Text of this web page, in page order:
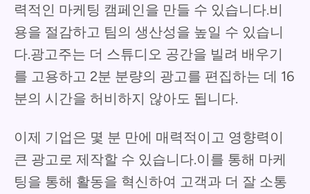
력적인 마케팅 캠페인을 만들 수 있습니다.비
용을 절감하고 팀의 생산성을 높일 수 있습니
다.광고주는 더 스튜디오 공간을 빌려 배우기
를 고용하고 2분 분량의 광고를 편집하는 데 16
분의 시간을 허비하지 않아도 됩니다.
이제 기업은 몇 분 만에 매력적이고 영향력이
큰 광고로 제작할 수 있습니다.이를 통해 마케
팅을 통해 활동을 혁신하여 고객과 더 잘 소통